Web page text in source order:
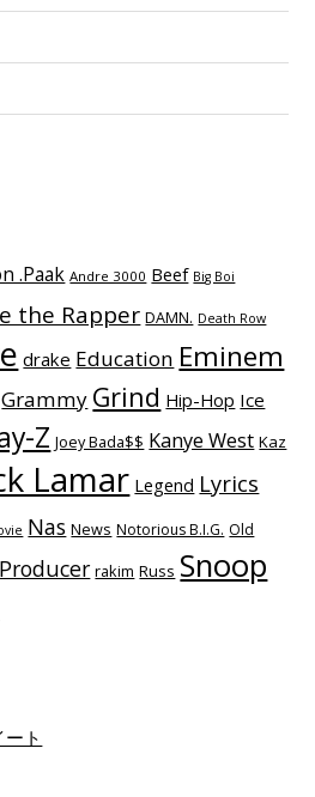
.Paak Andre 3000 Beef Big Boi
the Rapper DAMN. Death Row
drake Education Eminem
Grammy Grind Hip-Hop Ice
Z Joey Bada$$ Kanye West Kaz
Lamar Legend Lyrics
Nas News Notorious B.I.G. Old
Producer rakim Russ Snoop
ト